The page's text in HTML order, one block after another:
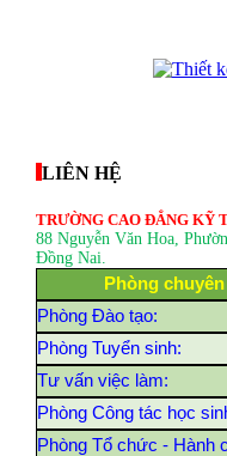
LIÊN HỆ
TRƯỜNG CAO ĐẲNG KỸ
88 Nguyễn Văn Hoa,
Đồng Nai.
Phòng
Phòng Đào tạo:
Phòng Tuyển sinh:
Tư vấn việc làm:
Phòng Công tác học
Phòng Tổ chức - Hành